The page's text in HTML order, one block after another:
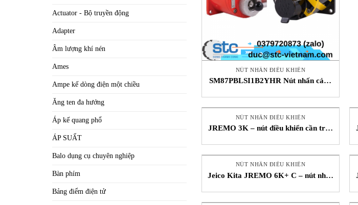
Actuator - Bộ truyền động
Adapter
Âm lượng khí nén
Ames
Ampe kế dòng điện một chiều
Ăng ten đa hướng
Áp kế quang phổ
ÁP SUẤT
Balo dụng cụ chuyên nghiệp
Bàn phím
Bảng điểm điện tử
NÚT NHẤN ĐIỀU KHIỂN
SM87PBLSI1B2YHR Nút nhấn cảnh
NÚT NHẤN ĐIỀU KHIỂN
JREMO 3K – nút điều khiển cần trục
NÚT NHẤN ĐIỀU KHIỂN
Jeico Kita JREMO 6K+ C – nút nhấn